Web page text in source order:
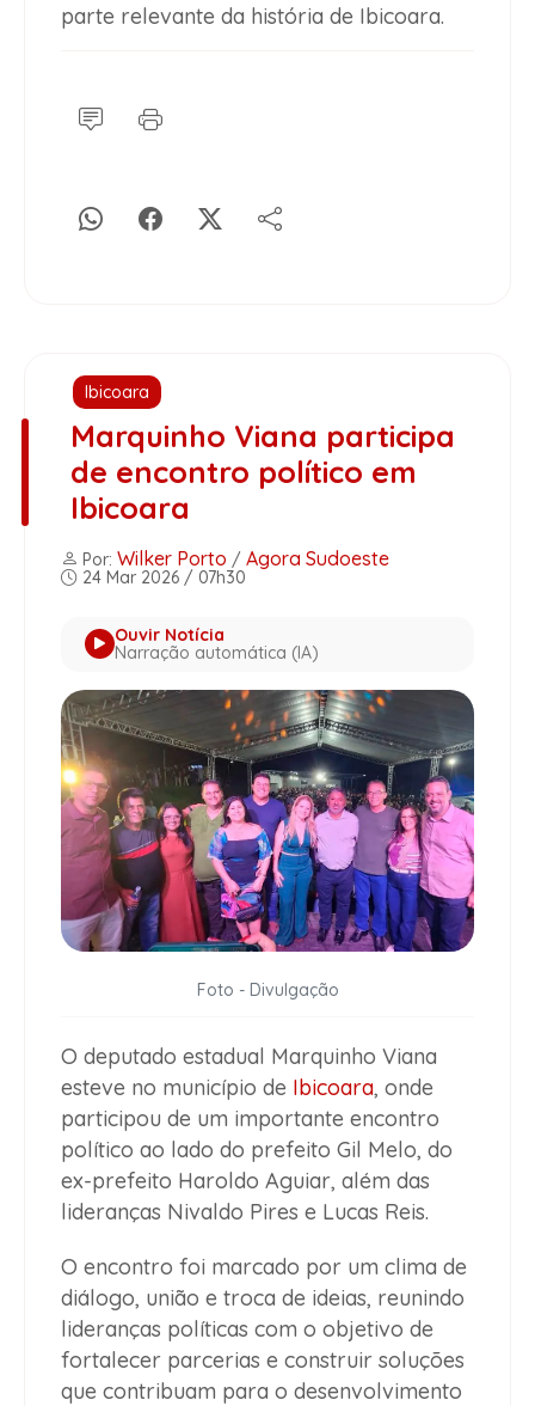
parte relevante da história de Ibicoara.
Ibicoara
Marquinho Viana participa
de encontro político em
Ibicoara
Por: Wilker Porto / Agora Sudoeste
24 Mar 2026 / 07h30
Ouvir Notícia
Narração automática (IA)
Foto - Divulgação
O deputado estadual Marquinho Viana
esteve no município de Ibicoara, onde
participou de um importante encontro
político ao lado do prefeito Gil Melo, do
ex-prefeito Haroldo Aguiar, além das
lideranças Nivaldo Pires e Lucas Reis.
O encontro foi marcado por um clima de
diálogo, união e troca de ideias, reunindo
lideranças políticas com o objetivo de
fortalecer parcerias e construir soluções
que contribuam para o desenvolvimento